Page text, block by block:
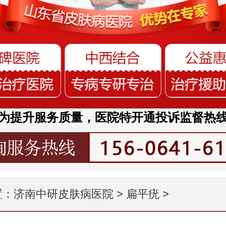
提升服务质量，医院特开通投诉监督热
济南中研皮肤病医院> 扁平疣>